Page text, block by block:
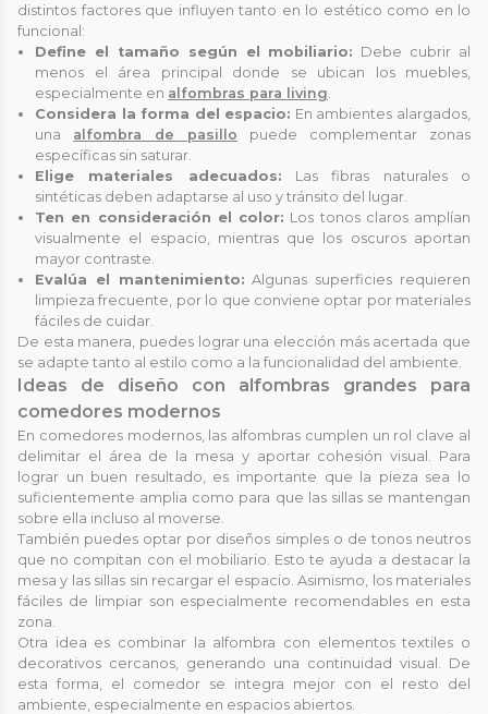
distintos factores que influyen tanto en lo estético como en lo
funcional:
Define el tamaño según el mobiliario: Debe cubrir al
menos el área principal donde se ubican los muebles,
especialmente en alfombras para living
Considera la forma del espacio: En ambientes alargados,
una alfombra de pasillo puede complementar zonas
específicas sin saturar.
Elige materiales adecuados: Las fibras naturales o
sintéticas deben adaptarse al uso y tránsito del lugar.
Ten en consideración el color: Los tonos claros amplían
visualmente el espacio, mientras que los oscuros aportan
mayor contraste.
Evalúa el mantenimiento: Algunas superficies requieren
limpieza frecuente, por lo que conviene optar por materiales
fáciles de cuidar.
De esta manera, puedes lograr una elección más acertada que
se adapte tanto al estilo como a la funcionalidad del ambiente.
Ideas de diseño con alfombras grandes para
comedores modernos
En comedores modernos, las alfombras cumplen un rol clave al
delimitar el área de la mesa y aportar cohesión visual. Para
lograr un buen resultado, es importante que la pieza sea lo
suficientemente amplia como para que las sillas se mantengan
sobre ella incluso al moverse.
También puedes optar por diseños simples o de tonos neutros
que no compitan con el mobiliario. Esto te ayuda a destacar la
mesa y las sillas sin recargar el espacio. Asimismo, los materiales
fáciles de limpiar son especialmente recomendables en esta
zona.
Otra idea es combinar la alfombra con elementos textiles o
decorativos cercanos, generando una continuidad visual. De
esta forma, el comedor se integra mejor con el resto del
ambiente, especialmente en espacios abiertos.